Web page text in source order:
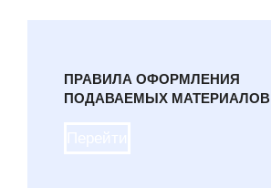
ПРАВИЛА ОФОРМЛЕНИЯ
ПОДАВАЕМЫХ МАТЕРИАЛОВ